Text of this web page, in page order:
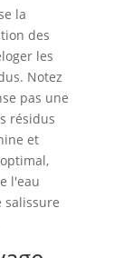
la
des
les
Notez
pas une
résidus
et
l'eau
salissure